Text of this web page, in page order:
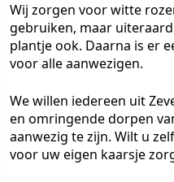
Wij zorgen voor witte
gebruiken, maar
plantje ook. Daarna is er
voor alle aanwezigen.
We willen iedereen uit
en omringende dorpen
aanwezig te zijn. Wilt u
voor uw eigen kaarsje